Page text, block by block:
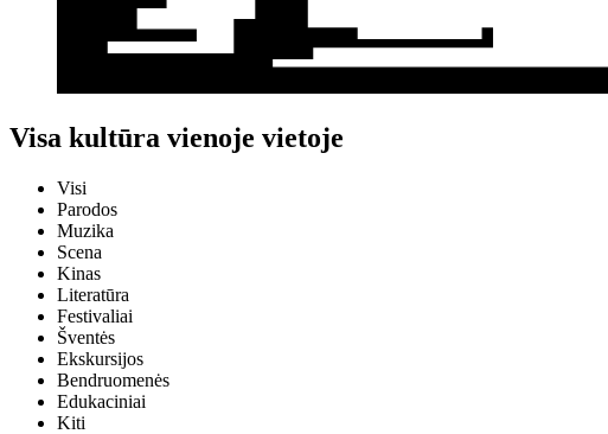
Visa kultūra vienoje vietoje
Visi
Parodos
Muzika
Scena
Kinas
Literatūra
Festivaliai
Šventės
Ekskursijos
Bendruomenės
Edukaciniai
Kiti